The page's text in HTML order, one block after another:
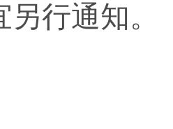
行通知。